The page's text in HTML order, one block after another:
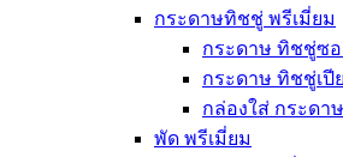
กระดาษทิชชู่ พรีเมี่ยม
กระดาษ ทิชชู่ซอ
กระดาษ ทิชชู่เปี
กล่องใส่ กระดา
พัด พรีเมี่ยม